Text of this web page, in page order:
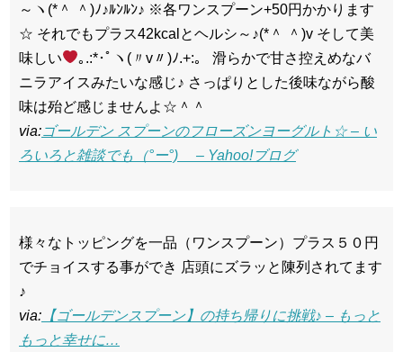
～ヽ(*＾ ＾)ﾉ♪ﾙﾝﾙﾝ♪ ※各ワンスプーン+50円かかります
☆ それでもプラス42kcalとヘルシ～♪(*＾ ＾)v そして美
味しい
｡.:*･ﾟヽ(〃v〃)ﾉ.+:。 滑らかで甘さ控えめなバ
ニラアイスみたいな感じ♪ さっぱりとした後味ながら酸
味は殆ど感じませんよ☆＾＾
via: ゴールデン スプーンのフローズンヨーグルト☆ – い
ろいろと雑談でも（°ー°)ゞ – Yahoo!ブログ
様々なトッピングを一品（ワンスプーン）プラス５０円
でチョイスする事ができ 店頭にズラッと陳列されてます
♪
via: 【ゴールデンスプーン】の持ち帰りに挑戦♪ – もっと
もっと幸せに…